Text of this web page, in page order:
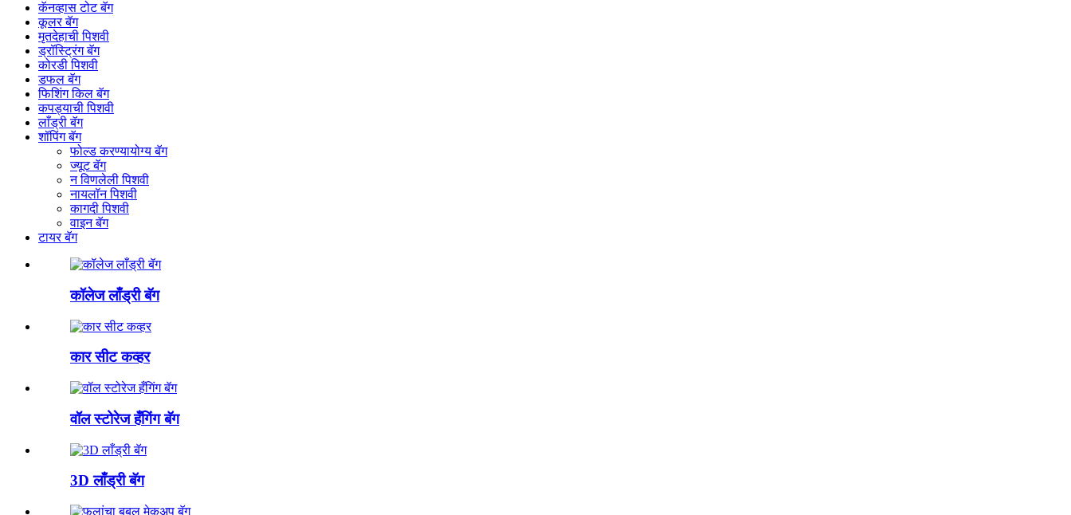
कॅनव्हास टोट बॅग
कूलर बॅग
मृतदेहाची पिशवी
ड्रॉस्ट्रिंग बॅग
कोरडी पिशवी
डफल बॅग
फिशिंग किल बॅग
कपड्याची पिशवी
लाँड्री बॅग
शॉपिंग बॅग
फोल्ड करण्यायोग्य बॅग
ज्यूट बॅग
न विणलेली पिशवी
नायलॉन पिशवी
कागदी पिशवी
वाइन बॅग
टायर बॅग
कॉलेज लाँड्री बॅग
कार सीट कव्हर
वॉल स्टोरेज हँगिंग बॅग
3D लाँड्री बॅग